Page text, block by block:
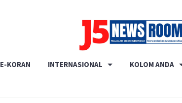
Terverifikasi
E-KORAN INTERNASIONAL KOLOM ANDA